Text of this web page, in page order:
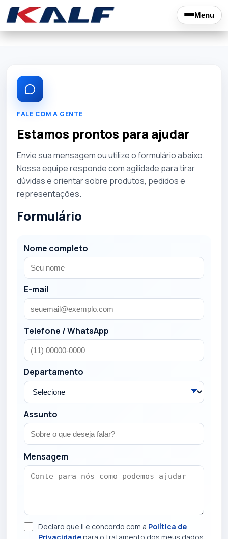
Menu
FALE COM A GENTE
Estamos prontos para ajudar
Envie sua mensagem ou utilize o formulário abaixo.
Nossa equipe responde com agilidade para tirar
dúvidas e orientar sobre produtos, pedidos e
representações.
Formulário
Nome completo
E-mail
Telefone / WhatsApp
Departamento
Assunto
Mensagem
Declaro que li e concordo com a Política de